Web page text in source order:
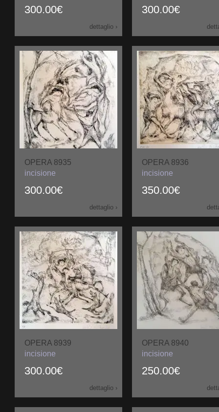
300.00€
dettaglio ›
300.00€
OPERA 8935
300.00€
incisione
dettaglio ›
OPERA 8936
350.00€
incisione
OPERA 8939
300.00€
incisione
dettaglio ›
OPERA 8940
250.00€
incisione